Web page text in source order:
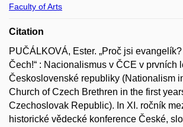
Faculty of Arts
Citation
PUČÁLKOVÁ, Ester. „Proč jsi
Čech!“ : Nacionalismus v ČCE v prvních
Československé republiky (Nationalism
Church of Czech Brethren in the first
Czechoslovak Republic). In XI. ročník
historické vědecké konference České,